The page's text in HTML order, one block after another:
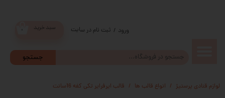
جستجو
سبد خرید ورود / ثبت نام در سایت
لوازم قنادی پرستیژ انواع قالب ها قالب ایرفرایر تکی کفه 16سانت